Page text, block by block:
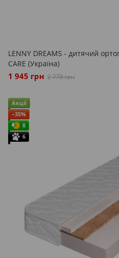
LENNY DREAMS - дитячий
CARE (Україна)
1 945 грн 2 778 грн
Акції
−35%
8
6